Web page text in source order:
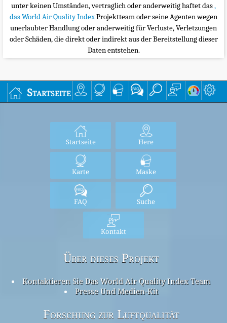
unter keinen Umständen, vertraglich oder anderweitig haftet das,
das World Air Quality IndexProjektteam oder seine Agenten wegen
unerlaubter Handlung oder anderweitig für Verluste, Verletzungen
oder Schäden, die direkt oder indirekt aus der Bereitstellung dieser
Daten entstehen.
Startseite
Startseite Here
Karte Maske
FAQ Suche
Kontakt
Über dieses Projekt
Kontaktieren Sie Das World Air Quality Index Team
Presse Und Medien-Kit
Forschung zur Luftqualität